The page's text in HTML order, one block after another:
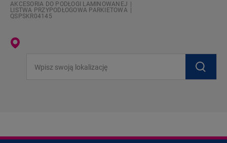
AKCESORIA DO PODŁOGI LAMINOWANEJ
LISTWA PRZYPODŁOGOWA PARKIETOWA
QSPSKR04145